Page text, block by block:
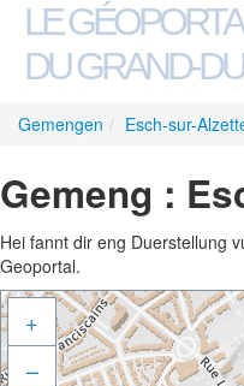
LE
DU GRAND-
Gemengen / Esch-sur-
Gemeng :
Hei fannt dir eng Duerstellung
Geoportal.
+
–